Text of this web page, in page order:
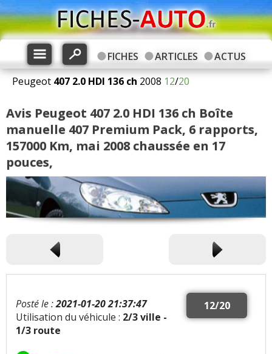
FICHES ARTICLES
ACTUS
Peugeot 407 2.0 HDI 136 ch 2008 12/20
Avis Peugeot 407 2.0 HDI 136 ch Boîte
manuelle 407 Premium Pack, 6 rapports,
157000 Km, mai 2008 chaussée en 17
pouces,
12/20
Posté le :2021-01-20 21:37:47
Utilisation du véhicule : 2/3 ville -
1/3 route